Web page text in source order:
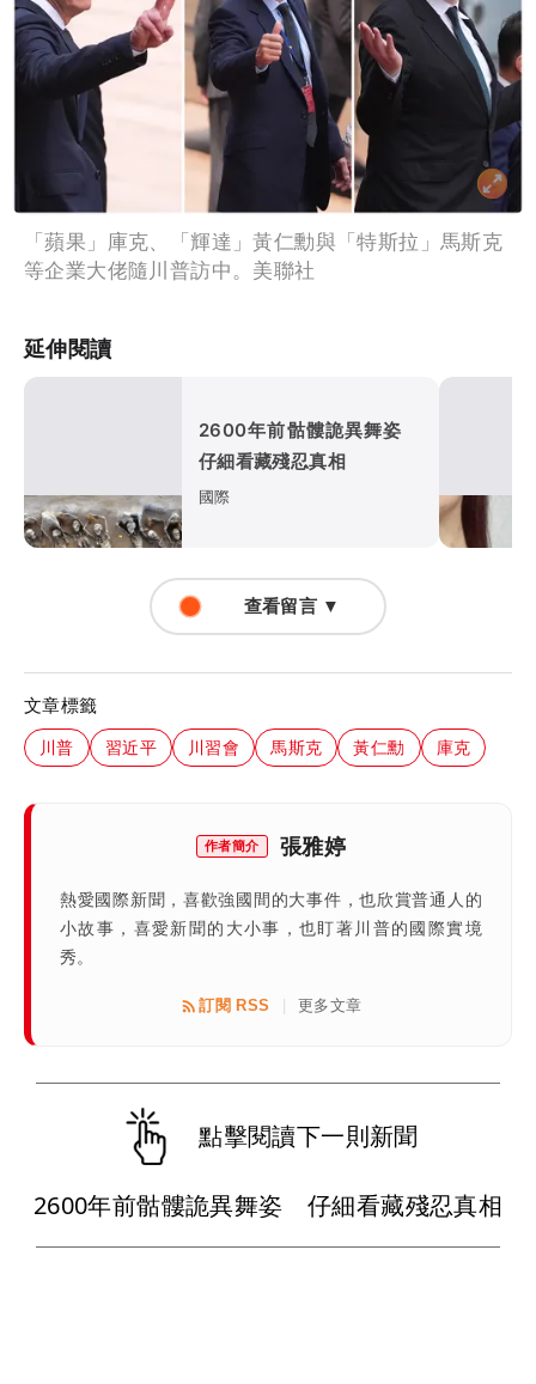
「蘋果」庫克、「輝達」黃仁勳與「特斯拉」馬斯克
等企業大佬隨川普訪中。美聯社
延伸閱讀
2600年前骷髏詭異舞姿
仔細看藏殘忍真相
國際
查看留言 ▼
文章標籤
川普 習近平 川習會 馬斯克 黃仁勳 庫克
作者簡介 張雅婷
熱愛國際新聞，喜歡強國間的大事件，也欣賞普通人的
小故事，喜愛新聞的大小事，也盯著川普的國際實境
秀。
訂閱 RSS 更多文章
點擊閱讀下一則新聞
2600年前骷髏詭異舞姿 仔細看藏殘忍真相